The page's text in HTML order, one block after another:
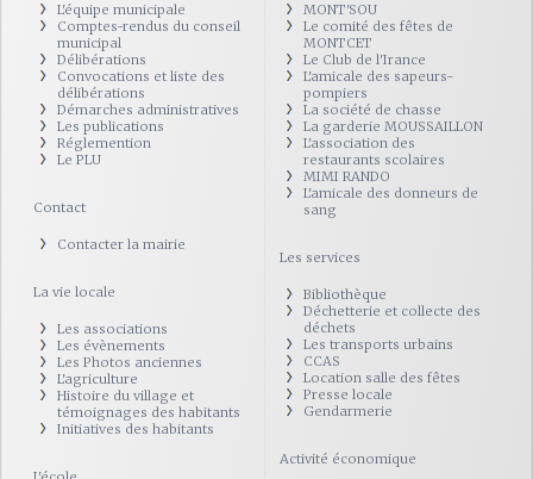
L'équipe municipale
Comptes-rendus du conseil
municipal
Délibérations
Convocations et liste des
délibérations
Démarches administratives
Les publications
Réglemention
Le PLU
Contact
Contacter la mairie
La vie locale
Les associations
Les évènements
Les Photos anciennes
L'agriculture
Histoire du village et
témoignages des habitants
Initiatives des habitants
MONT'SOU
Le comité des fêtes de
MONTCET
Le Club de l'Irance
L'amicale des sapeurs-
pompiers
La société de chasse
La garderie MOUSSAILLON
L'association des
restaurants scolaires
MIMI RANDO
L'amicale des donneurs de
sang
Les services
Bibliothèque
Déchetterie et collecte des
déchets
Les transports urbains
CCAS
Location salle des fêtes
Presse locale
Gendarmerie
Activité économique